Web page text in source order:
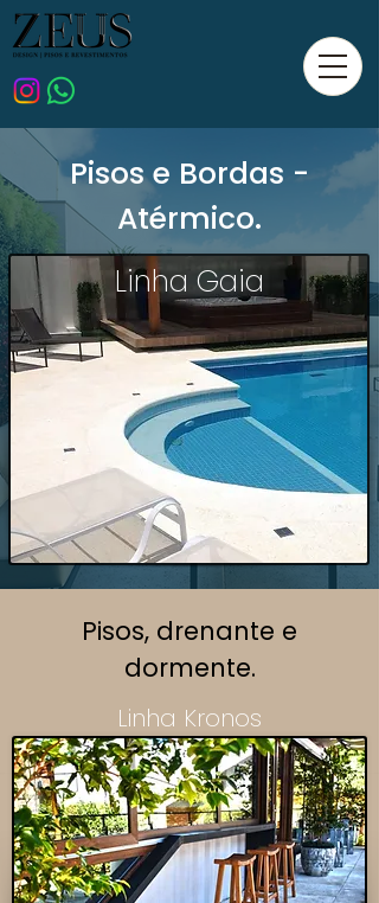
Pisos e Bordas -
Atérmico.
Linha Gaia
Pisos, drenante e
dormente.
Linha Kronos